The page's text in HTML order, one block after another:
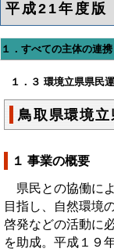
平成21年度
１．すべての主体の連
１．３ 環境立県県民
鳥取県環境
１ 事業の概要
県民との協働に
目指し、自然環境
啓発などの活動に
を助成。平成１９